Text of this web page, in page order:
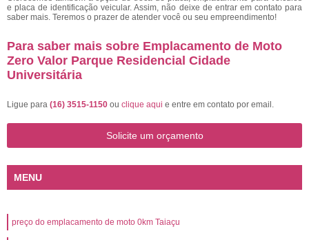
e placa de identificação veicular. Assim, não deixe de entrar em contato para
saber mais. Teremos o prazer de atender você ou seu empreendimento!
Para saber mais sobre Emplacamento de Moto
Zero Valor Parque Residencial Cidade
Universitária
Ligue para (16) 3515-1150 ou clique aqui e entre em contato por email.
Solicite um orçamento
MENU
preço do emplacamento de moto 0km Taiaçu